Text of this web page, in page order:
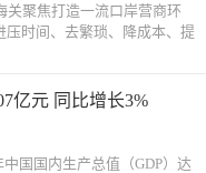
关聚焦打造一流口岸营商环
压时间、去繁琐、降成本、提
亿元 同比增长3%
国内生产总值（GDP）达